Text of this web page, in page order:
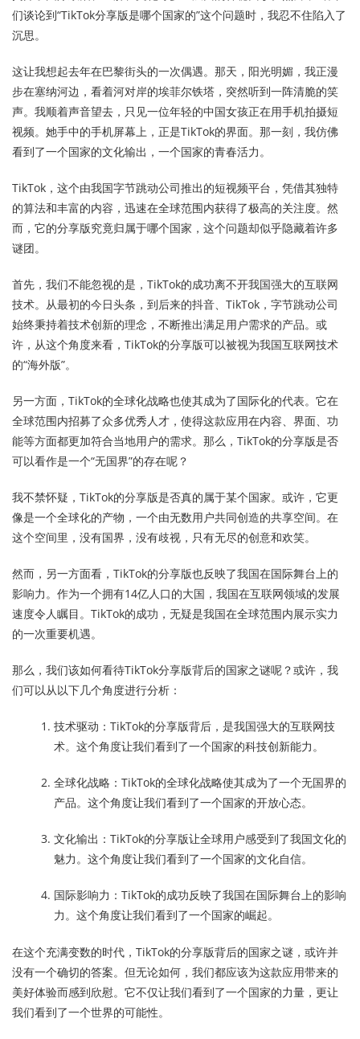
们谈论到“TikTok分享版是哪个国家的”这个问题时，我忍不住陷入了
沉思。
这让我想起去年在巴黎街头的一次偶遇。那天，阳光明媚，我正漫
步在塞纳河边，看着河对岸的埃菲尔铁塔，突然听到一阵清脆的笑
声。我顺着声音望去，只见一位年轻的中国女孩正在用手机拍摄短
视频。她手中的手机屏幕上，正是TikTok的界面。那一刻，我仿佛
看到了一个国家的文化输出，一个国家的青春活力。
TikTok，这个由我国字节跳动公司推出的短视频平台，凭借其独特
的算法和丰富的内容，迅速在全球范围内获得了极高的关注度。然
而，它的分享版究竟归属于哪个国家，这个问题却似乎隐藏着许多
谜团。
首先，我们不能忽视的是，TikTok的成功离不开我国强大的互联网
技术。从最初的今日头条，到后来的抖音、TikTok，字节跳动公司
始终秉持着技术创新的理念，不断推出满足用户需求的产品。或
许，从这个角度来看，TikTok的分享版可以被视为我国互联网技术
的“海外版”。
另一方面，TikTok的全球化战略也使其成为了国际化的代表。它在
全球范围内招募了众多优秀人才，使得这款应用在内容、界面、功
能等方面都更加符合当地用户的需求。那么，TikTok的分享版是否
可以看作是一个“无国界”的存在呢？
我不禁怀疑，TikTok的分享版是否真的属于某个国家。或许，它更
像是一个全球化的产物，一个由无数用户共同创造的共享空间。在
这个空间里，没有国界，没有歧视，只有无尽的创意和欢笑。
然而，另一方面看，TikTok的分享版也反映了我国在国际舞台上的
影响力。作为一个拥有14亿人口的大国，我国在互联网领域的发展
速度令人瞩目。TikTok的成功，无疑是我国在全球范围内展示实力
的一次重要机遇。
那么，我们该如何看待TikTok分享版背后的国家之谜呢？或许，我
们可以从以下几个角度进行分析：
技术驱动：TikTok的分享版背后，是我国强大的互联网技
术。这个角度让我们看到了一个国家的科技创新能力。
全球化战略：TikTok的全球化战略使其成为了一个无国界的
产品。这个角度让我们看到了一个国家的开放心态。
文化输出：TikTok的分享版让全球用户感受到了我国文化的
魅力。这个角度让我们看到了一个国家的文化自信。
国际影响力：TikTok的成功反映了我国在国际舞台上的影响
力。这个角度让我们看到了一个国家的崛起。
在这个充满变数的时代，TikTok的分享版背后的国家之谜，或许并
没有一个确切的答案。但无论如何，我们都应该为这款应用带来的
美好体验而感到欣慰。它不仅让我们看到了一个国家的力量，更让
我们看到了一个世界的可能性。